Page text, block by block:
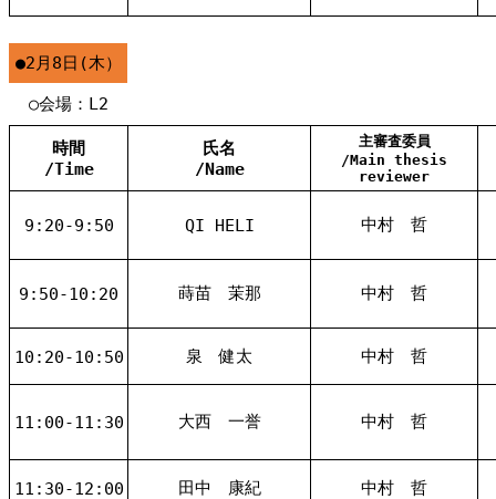
●2月8日(木）
○会場：L2
時間
/Time
氏名
/Name
主審査委員
/Main thesis
reviewer
9:20-9:50 QI HELI 中村 哲
9:50-10:20 蒔苗 茉那 中村 哲
10:20-10:50 泉 健太 中村 哲
11:00-11:30 大西 一誉 中村 哲
11:30-12:00 田中 康紀 中村 哲